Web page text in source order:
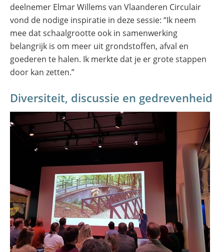
deelnemer Elmar Willems van Vlaanderen Circulair
vond de nodige inspiratie in deze sessie: “Ik neem
mee dat schaalgrootte ook in samenwerking
belangrijk is om meer uit grondstoffen, afval en
goederen te halen. Ik merkte dat je er grote stappen
door kan zetten.”
Diversiteit, discussie en gedrevenheid